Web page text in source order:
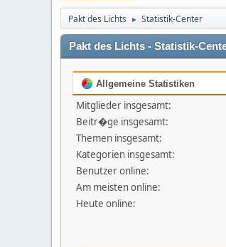
Pakt des Lichts ► Statistik-Center
Pakt des Lichts - Statistik-
Allgemeine Statistiken
Mitglieder insgesamt:
Beitr�ge insgesamt:
Themen insgesamt:
Kategorien insgesamt:
Benutzer online:
Am meisten online:
Heute online: